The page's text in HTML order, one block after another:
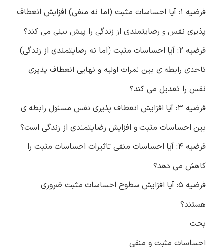
فرضیه 1: آیا احساسات مثبت (اما نه منفی) افزایش انعطاف
پذیری نفس و رضایتمندی از زندگی را پیش بینی می کند؟
فرضیه 2: آیا احساسات مثبت (اما نه رضایتمندی از زندگی)
تاحدی رابطه ی بین نمرات اولیه و نهایی انعطاف پذیری
نفس را تعدیل می کند؟
فرضیه 3: آیا افزایش انعطاف پذیری نفس مسئول رابطه ی
بین احساسات مثبت و افزایش رضایتمندی از زندگی است؟
فرضیه 4: آیا احساسات منفی تاثیرات احساسات مثبت را
کاهش می دهد؟
فرضیه 5: آیا افزایش سطوح احساسات مثبت ضروری
هستند؟
بحث
احساسات مثبت و منفی